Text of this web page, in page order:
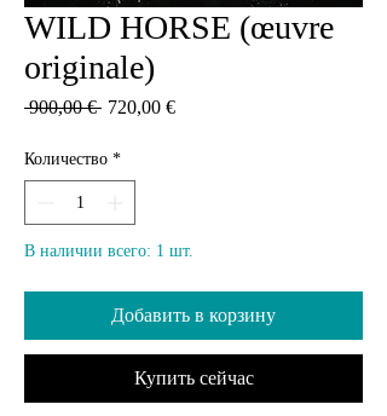
WILD HORSE (œuvre
originale)
900,00 € Обычная
720,00 €Спеццена
Количество *
В наличии всего: 1 шт.
Добавить в корзину
Купить сейчас